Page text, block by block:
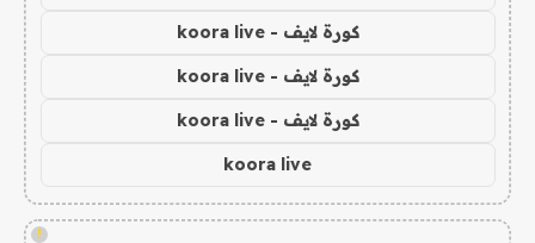
كورة لايف - koora live
كورة لايف - koora live
كورة لايف - koora live
koora live
!